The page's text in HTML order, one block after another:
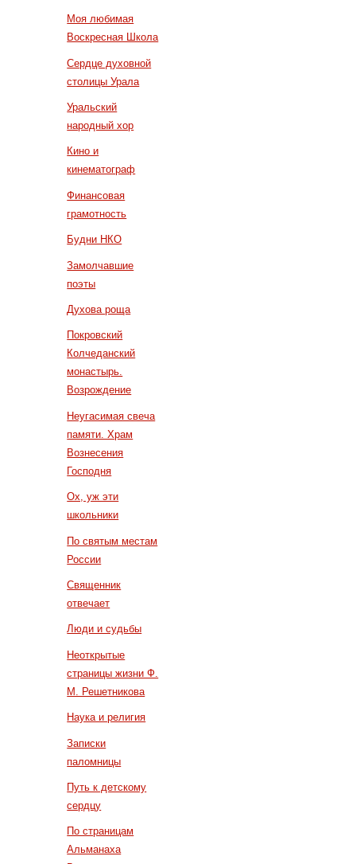
Моя любимая
Воскресная Школа
Сердце духовной
столицы Урала
Уральский
народный хор
Кино и
кинематограф
Финансовая
грамотность
Будни НКО
Замолчавшие
поэты
Духова роща
Покровский
Колчеданский
монастырь.
Возрождение
Неугасимая свеча
памяти. Храм
Вознесения
Господня
Ох, уж эти
школьники
По святым местам
России
Священник
отвечает
Люди и судьбы
Неоткрытые
страницы жизни Ф.
М. Решетникова
Наука и религия
Записки
паломницы
Путь к детскому
сердцу
По страницам
Альманаха